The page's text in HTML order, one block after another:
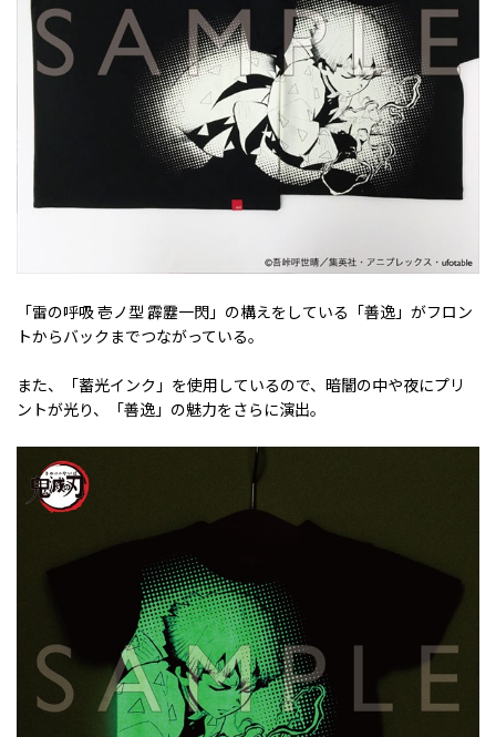
「雷の呼吸 壱ノ型 霹靂一閃」の構えをしている「善逸」がフロン
トからバックまでつながっている。
また、「蓄光インク」を使用しているので、暗闇の中や夜にプリ
ントが光り、「善逸」の魅力をさらに演出。